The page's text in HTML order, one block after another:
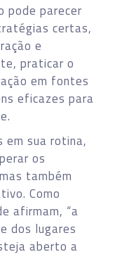
pode parecer
certas,
e
praticar o
em fontes
eficazes para
em sua rotina,
os
também
Como
afirmam, “a
dos lugares
aberto a